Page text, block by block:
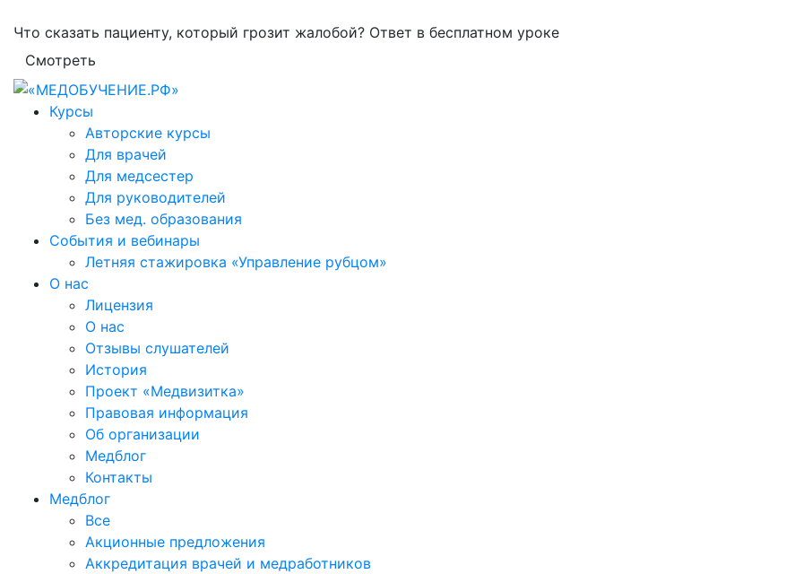
Что сказать пациенту, который грозит жалобой? Ответ в бесплатном уроке
Смотреть
Курсы
Авторские курсы
Для врачей
Для медсестер
Для руководителей
Без мед. образования
События и вебинары
Летняя стажировка «Управление рубцом»
О нас
Лицензия
О нас
Отзывы слушателей
История
Проект «Медвизитка»
Правовая информация
Об организации
Медблог
Контакты
Медблог
Все
Акционные предложения
Аккредитация врачей и медработников